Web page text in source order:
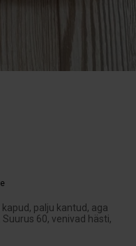
palju kantud, aga
60, venivad hästi,